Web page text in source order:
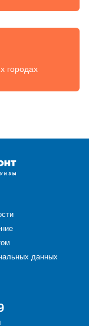
городах
данных